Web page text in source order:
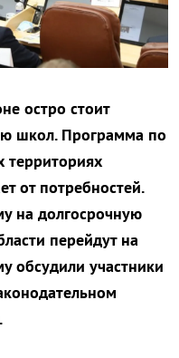
остро стоит
школ. Программа по
территориях
от потребностей.
на долгосрочную
перейдут на
обсудили участники